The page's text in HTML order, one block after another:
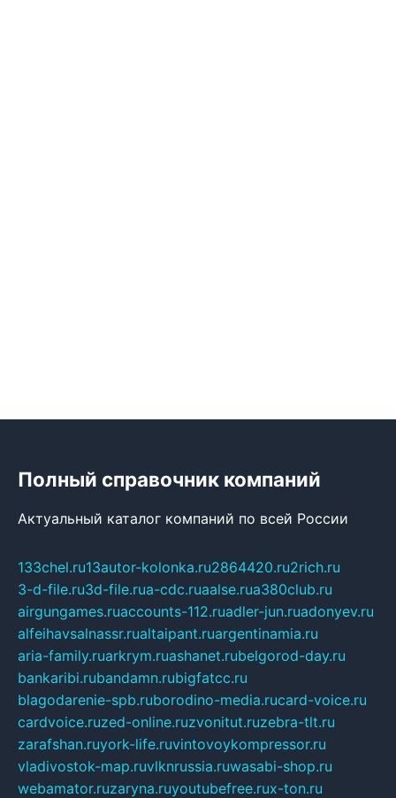
Полный справочник компаний
Актуальный каталог компаний по всей России
133chel.ru13autor-kolonka.ru2864420.ru2rich.ru
3-d-file.ru3d-file.rua-cdc.ruaalse.rua380club.ru
airgungames.ruaccounts-112.ruadler-jun.ruadonyev.ru
alfeihavsalnassr.rualtaipant.ruargentinamia.ru
aria-family.ruarkrym.ruashanet.rubelgorod-day.ru
bankaribi.rubandamn.rubigfatcc.ru
blagodarenie-spb.ruborodino-media.rucard-voice.ru
cardvoice.ruzed-online.ruzvonitut.ruzebra-tlt.ru
zarafshan.ruyork-life.ruvintovoykompressor.ru
vladivostok-map.ruvlknrussia.ruwasabi-shop.ru
webamator.ruzaryna.ruyoutubefree.rux-ton.ru